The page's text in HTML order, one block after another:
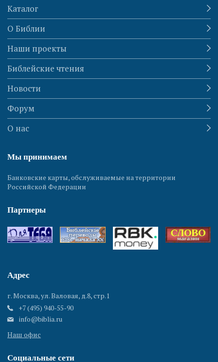
Каталог
О Библии
Наши проекты
Библейские чтения
Новости
Форум
О нас
Мы принимаем
Банковские карты, обслуживаемые на территории
Российской Федерации
Партнеры
Адрес
г. Москва, ул. Валовая, д.8, стр.1
+7 (495) 940-55-90
info@biblia.ru
Наш офис
Социальные сети